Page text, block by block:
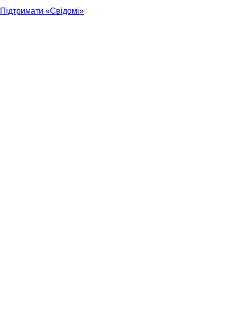
Підтримати «Свідомі»